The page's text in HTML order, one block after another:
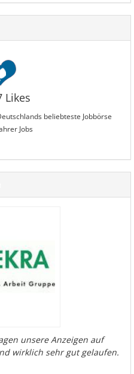
Likes
beliebteste Jobbörse
Jobs
unsere Anzeigen auf
wirklich sehr gut gelaufen.